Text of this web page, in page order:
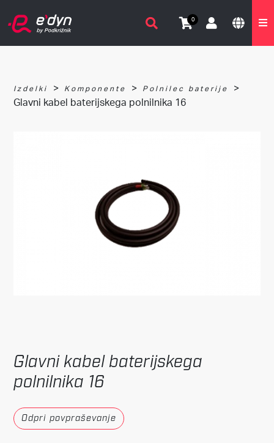
0
Izdelki > Komponente > Polnilec baterije
>
Glavni kabel baterijskega polnilnika 16
Glavni kabel baterijskega
polnilnika 16
Odpri povpraševanje